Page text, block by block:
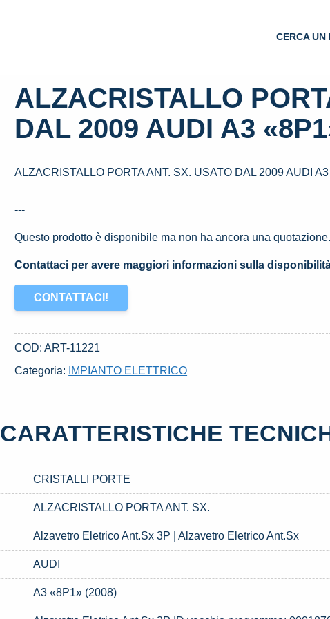
CERCA UN
ALZACRISTALLO
DAL 2009 AUDI A3
ALZACRISTALLO PORTA ANT. SX. USATO DAL 2009 AUDI
---
Questo prodotto è disponibile ma non ha ancora una
Contattaci per avere maggiori informazioni sulla
CONTATTACI!
COD:ART-11221
Categoria:
IMPIANTO ELETTRICO
CARATTERISTICHE
CRISTALLI PORTE
ALZACRISTALLO PORTA ANT. SX.
Alzavetro Eletrico Ant.Sx 3P | Alzavetro Eletrico Ant.Sx
AUDI
A3 «8P1» (2008)